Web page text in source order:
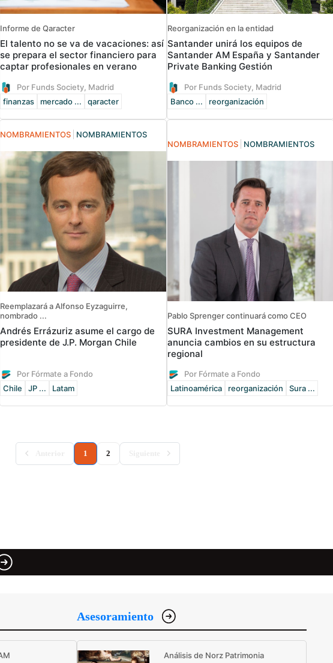
Informe de Qaracter
El talento no se va de vacaciones: así
se prepara el sector financiero para
captar profesionales en verano
Por Funds Society, Madrid
finanzas
mercado ... qaracter
Reorganización en la entidad
Santander unirá los equipos de
Santander AM España y Santander
Private Banking Gestión
Por Funds Society, Madrid
Banco ...
reorganización
NOMBRAMIENTOS NOMBRAMIENTOS
Reemplazará a Alfonso Eyzaguirre,
nombrado ...
Andrés Errázuriz asume el cargo de
presidente de J.P. Morgan Chile
Por Fórmate a Fondo
Chile
JP ... Latam
NOMBRAMIENTOS NOMBRAMIENTOS
Pablo Sprenger continuará como CEO
SURA Investment Management
anuncia cambios en su estructura
regional
Por Fórmate a Fondo
Latinoamérica
reorganización Sura ...
1 (current)
2
Asesoramiento
Análisis de Norz Patrimonia